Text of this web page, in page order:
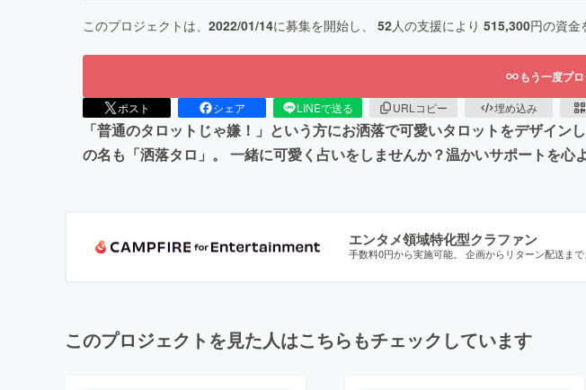
このプロジェクトは、 2022/01/14に募集を開始し、 52人の支援により 515,300円の資金
もう一度プ
ポスト シェア LINEで送る URLコピー 埋め込み
「普通のタロットじゃ嫌！」という方にお洒落で可愛いタロットをデザイ
の名も「洒落タロ」。 一緒に可愛く占いをしませんか？温かいサポートを心
エンタメ領域特化型クラファン
手数料0円から実施可能。 企画からリターン配送ま
このプロジェクトを見た人はこちらもチェックしています